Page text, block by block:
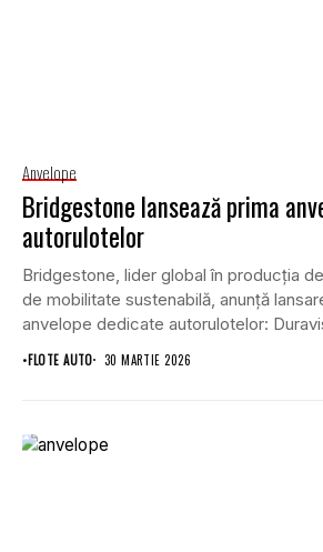
Anvelope
Bridgestone lansează prima
autorulotelor
Bridgestone, lider global în producția
de mobilitate sustenabilă, anunță
anvelope dedicate autorulotelor:
•FLOTE AUTO 30 MARTIE 2026